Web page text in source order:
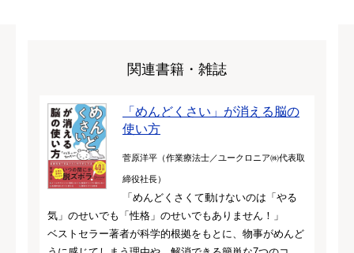
関連書籍・雑誌
「めんどくさい」が消える脳の
使い方
菅原洋平（作業療法士／ユークロニア㈱代表取
締役社長）
「めんどくさくて動けないのは「やる
気」のせいでも「性格」のせいでもありません！」
ベストセラー著者が科学的根拠をもとに、物事がめんど